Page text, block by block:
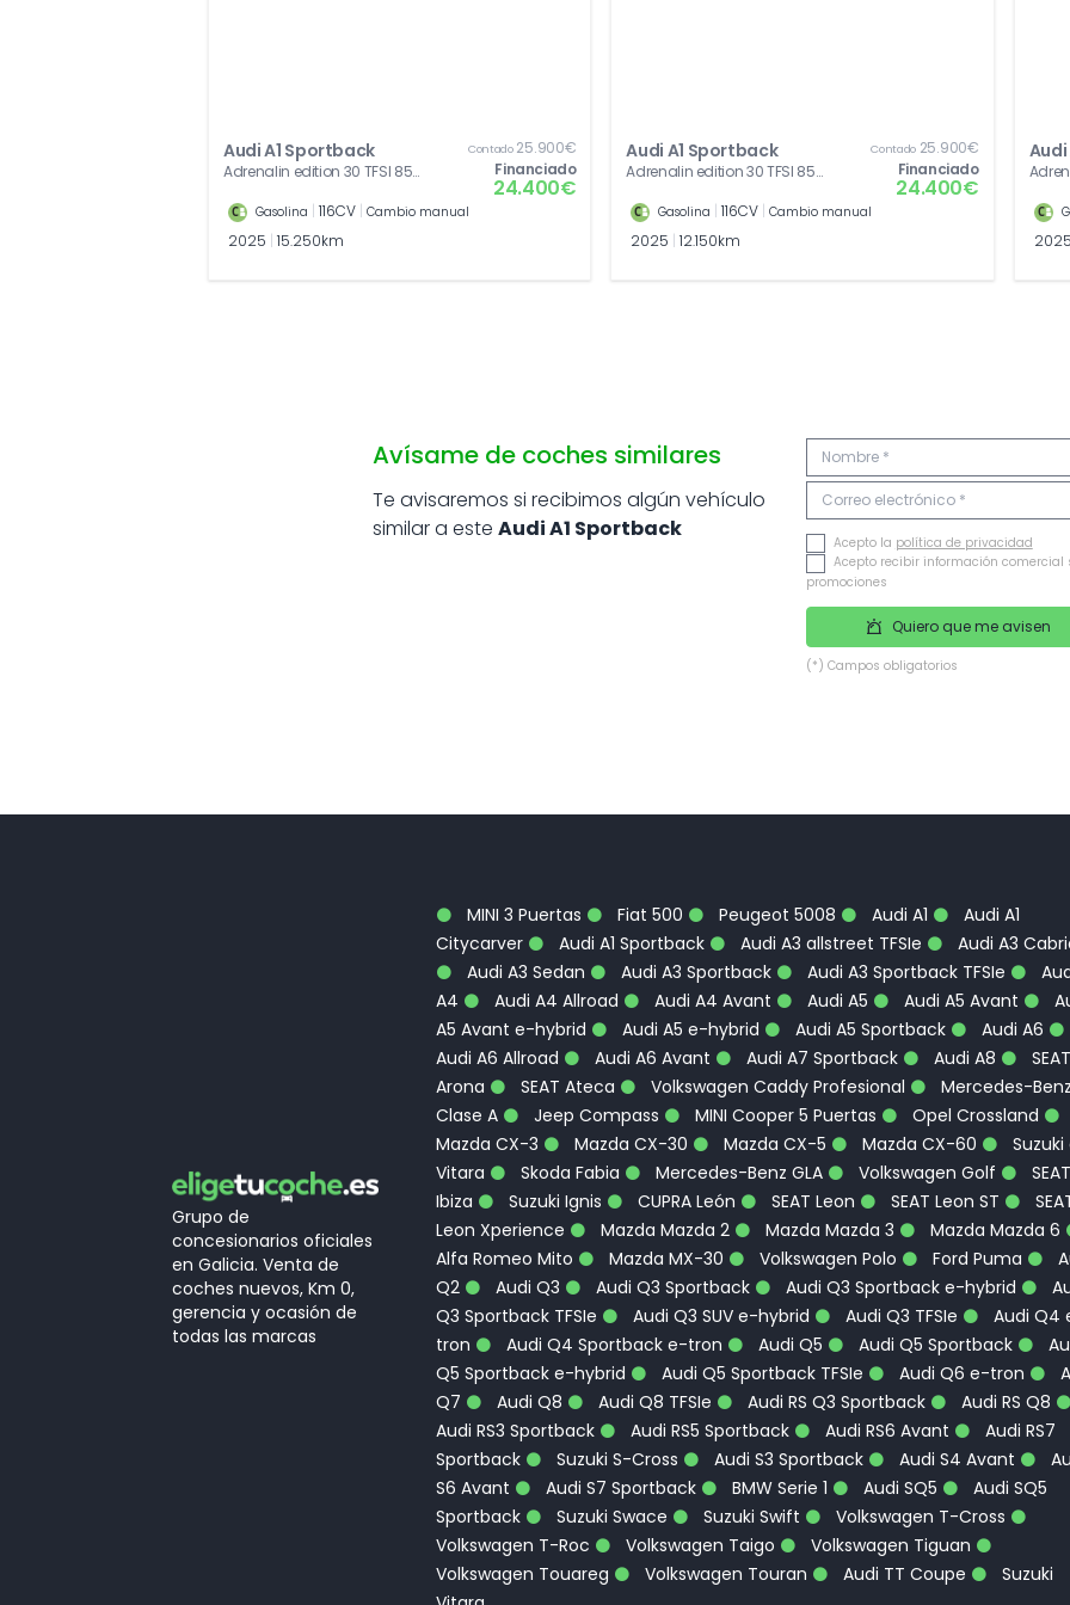
Audi A1 Sportback
Adrenalin edition 30 TFSI 85
Contado25.900€
Financiado
24.400€
Gasolina 116CV Cambio manual
2025 15.250km
Audi A1 Sportback
Adrenalin edition 30 TFSI 85
Contado 25.900€
Financiado
24.400€
Gasolina 116CV Cambio manual
2025 12.150km 2025
Avísame de coches similares
Te avisaremos si recibimos algún vehículo
similar a este Audi A1 Sportback
Acepto la política de privacidad
Acepto recibir información comercial
promociones
Quiero que me avisen
(*) Campos obligatorios
Grupo de
concesionarios oficiales
en Galicia. Venta de
coches nuevos, Km 0,
gerencia y ocasión de
todas las marcas
MINI 3 Puertas Fiat 500 Peugeot 5008 Audi A1
Audi A1
Citycarver
Audi A1 Sportback Audi A3 allstreet TFSIe
Audi A3
Audi A3 Sedan
Audi A3 Sportback Audi A3 Sportback TFSIe
A4
Audi A4 Allroad Audi A4 Avant Audi A5 Audi A5 Avant
A5 Avant e-hybrid
Audi A5 e-hybrid Audi A5 Sportback
Audi A6
Audi A6 Allroad
Audi A6 Avant Audi A7 Sportback Audi A8
SEAT
Arona
SEAT Ateca Volkswagen Caddy Profesional
Mercedes-Benz
Clase A
Jeep Compass MINI Cooper 5 Puertas
Opel Crossland
Mazda CX-3
Mazda CX-30 Mazda CX-5 Mazda CX-60
Suzuki
Vitara
Skoda Fabia Mercedes-Benz GLA Volkswagen Golf
SEAT
Ibiza
Suzuki Ignis CUPRA León SEAT Leon SEAT Leon ST
Leon Xperience
Mazda Mazda 2 Mazda Mazda 3
Mazda Mazda 6
Alfa Romeo Mito
Mazda MX-30 Volkswagen Polo Ford Puma
Q2
Audi Q3 Audi Q3 Sportback Audi Q3 Sportback e-hybrid
Q3 Sportback TFSIe
Audi Q3 SUV e-hybrid Audi Q3 TFSIe
Audi Q4
tron
Audi Q4 Sportback e-tron Audi Q5 Audi Q5 Sportback
Q5 Sportback e-hybrid
Audi Q5 Sportback TFSIe Audi Q6 e-tron
Q7
Audi Q8 Audi Q8 TFSIe Audi RS Q3 Sportback
Audi RS Q8
Audi RS3 Sportback
Audi RS5 Sportback Audi RS6 Avant
Audi RS7
Sportback
Suzuki S-Cross Audi S3 Sportback Audi S4 Avant
S6 Avant
Audi S7 Sportback BMW Serie 1 Audi SQ5
Audi SQ5
Sportback
Suzuki Swace Suzuki Swift
Volkswagen T-Cross
Volkswagen T-Roc
Volkswagen Taigo
Volkswagen Tiguan
Volkswagen Touareg
Volkswagen Touran Audi TT Coupe
Suzuki